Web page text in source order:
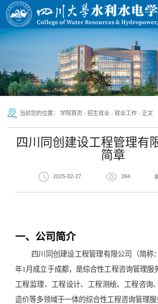
当前您的位置： 学院首页 - 招生就业 - 就业工作 - 正文
四川同创建设工程管理有
简章
2025-02-27 394
一、公司简介
四川同创建设工程管理有限公司（简称
年1月成立于成都，是综合性工程咨询管理服
工程监理、工程设计、工程测绘、工程咨询
造价等多领域于一体的综合性工程咨询管理服